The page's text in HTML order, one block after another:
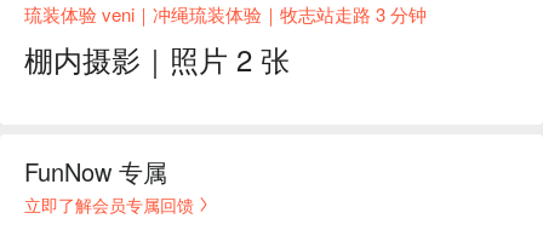
琉装体验 veni｜冲绳琉装体验｜牧志站走路 3 分钟
棚内摄影｜照片 2 张
FunNow 专属
立即了解会员专属回馈